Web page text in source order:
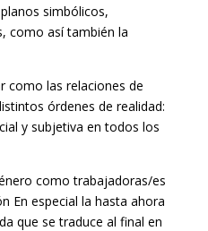
simbólicos,
como así también la
como las relaciones de
órdenes de realidad:
y subjetiva en todos los
como trabajadoras/es
En especial la hasta ahora
que se traduce al final en